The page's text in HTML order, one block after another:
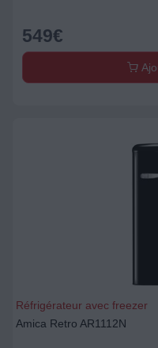
549€
Réfrigérateur avec freezer
Amica Retro AR1112N